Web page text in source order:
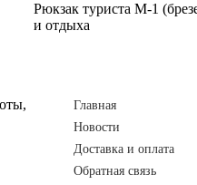
Рюкзак туриста М-1
и отдыха
Главная
Новости
Доставка и оплата
Обратная связь